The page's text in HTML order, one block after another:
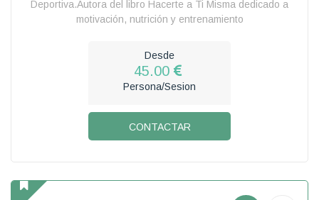
Deportiva.Autora del libro Hacerte a Ti Misma dedicado a
motivación, nutrición y entrenamiento
Desde
45.00
Persona/Sesion
CONTACTAR